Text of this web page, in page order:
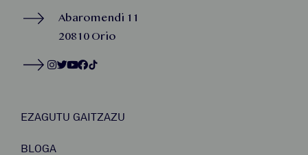
Abaromendi 11
20810 Orio
EZAGUTU GAITZAZU
BLOGA